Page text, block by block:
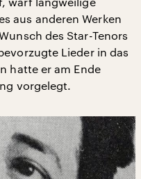
aus anderen Werken
des Star-Tenors
Lieder in das
hatte er am Ende
vorgelegt.